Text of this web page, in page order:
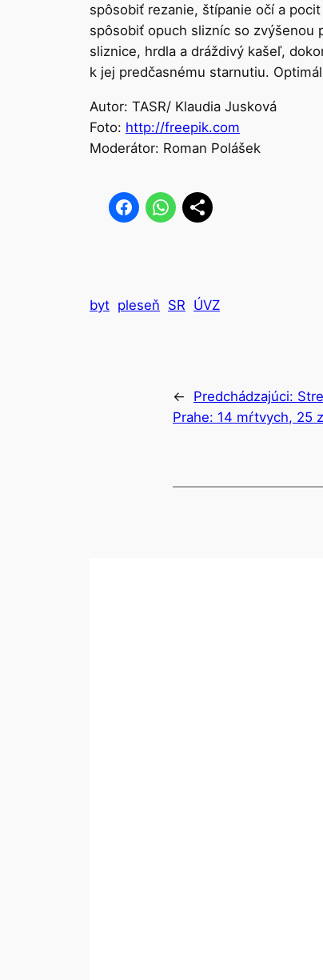
spôsobiť rezanie, štípanie očí a
spôsobiť opuch slizníc so zvýšenou
sliznice, hrdla a dráždivý kašeľ,
k jej predčasnému starnutiu.
Autor: TASR/ Klaudia Jusková
Foto: http://freepik.com
Moderátor: Roman Polášek
byt pleseň SR ÚVZ
← Predchádzajúci:
Prahe: 14 mŕtvych, 25